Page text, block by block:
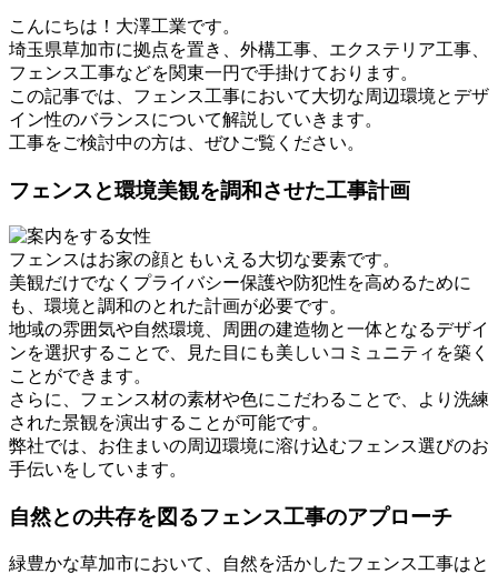
こんにちは！大澤工業です。
埼玉県草加市に拠点を置き、外構工事、エクステリア工事、
フェンス工事などを関東一円で手掛けております。
この記事では、フェンス工事において大切な周辺環境とデザ
イン性のバランスについて解説していきます。
工事をご検討中の方は、ぜひご覧ください。
フェンスと環境美観を調和させた工事計画
フェンスはお家の顔ともいえる大切な要素です。
美観だけでなくプライバシー保護や防犯性を高めるために
も、環境と調和のとれた計画が必要です。
地域の雰囲気や自然環境、周囲の建造物と一体となるデザイ
ンを選択することで、見た目にも美しいコミュニティを築く
ことができます。
さらに、フェンス材の素材や色にこだわることで、より洗練
された景観を演出することが可能です。
弊社では、お住まいの周辺環境に溶け込むフェンス選びのお
手伝いをしています。
自然との共存を図るフェンス工事のアプローチ
緑豊かな草加市において、自然を活かしたフェンス工事はと